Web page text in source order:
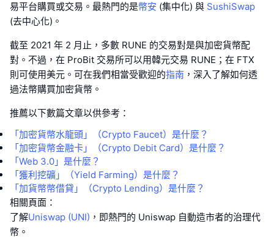
易平台購買或交易。最熱門的是幣安 (集中化) 與 SushiSwap
(去中心化)。
截至 2021 年 2 月止，多數 RUNE 的交易對是與加密貨幣配
對。不過，在 ProBit 交易所可以用韓元交易 RUNE；在 FTX
則可使用美元。可在我們相當受歡迎的指南 ，深入了解如何透
過法幣購買加密貨幣。
推薦以下數篇文章以供參考：
「加密貨幣水龍頭」（Crypto Faucet）是什麼？
「加密貨幣金融卡」（Crypto Debit Card）是什麼？
「Web 3.0」是什麼？
「獲利挖礦」（Yield Farming）是什麼？
「加貨幣幣借貸」（Crypto Lending）是什麼？
相關頁面：
了解Uniswap (UNI) ，即熱門的 Uniswap 自動造市者的治理代
幣。